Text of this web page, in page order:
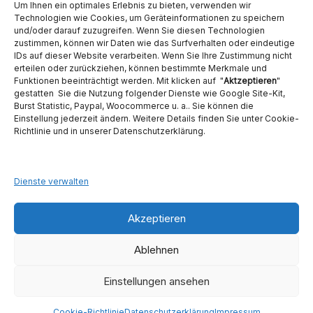
Um Ihnen ein optimales Erlebnis zu bieten, verwenden wir
Technologien wie Cookies, um Geräteinformationen zu speichern
und/oder darauf zuzugreifen. Wenn Sie diesen Technologien
zustimmen, können wir Daten wie das Surfverhalten oder eindeutige
IDs auf dieser Website verarbeiten. Wenn Sie Ihre Zustimmung nicht
erteilen oder zurückziehen, können bestimmte Merkmale und
Funktionen beeinträchtigt werden. Mit klicken auf "Aktzeptieren"
gestatten Sie die Nutzung folgender Dienste wie Google Site-Kit,
Burst Statistic, Paypal, Woocommerce u. a.. Sie können die
Einstellung jederzeit ändern. Weitere Details finden Sie unter Cookie-
Richtlinie und in unserer Datenschutzerklärung.
Dienste verwalten
Akzeptieren
Ablehnen
Einstellungen ansehen
Ambident GmbH
Dental Geräte Handel und Service
Neumannstraße 3B
Fax.: 030 54 83 72 85